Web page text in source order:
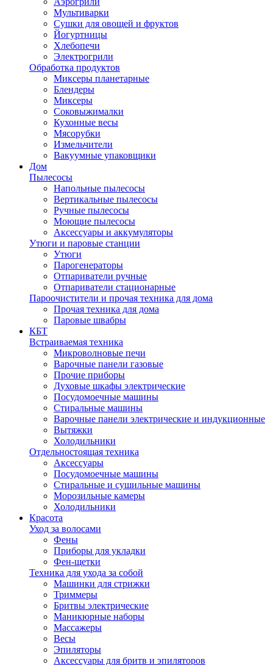
Мультиварки
Сушки для овощей и фруктов
Йогуртницы
Хлебопечи
Электрогрили
Обработка продуктов
Миксеры планетарные
Блендеры
Миксеры
Соковыжималки
Кухонные весы
Мясорубки
Измельчители
Вакуумные упаковщики
Дом
Пылесосы
Напольные пылесосы
Вертикальные пылесосы
Ручные пылесосы
Моющие пылесосы
Аксессуары и аккумуляторы
Утюги и паровые станции
Утюги
Парогенераторы
Отпариватели ручные
Отпариватели стационарные
Пароочистители и прочая техника для дома
Прочая техника для дома
Паровые швабры
КБТ
Встраиваемая техника
Микроволновые печи
Варочные панели газовые
Прочие приборы
Духовые шкафы электрические
Посудомоечные машины
Стиральные машины
Варочные панели электрические и индукционные
Вытяжки
Холодильники
Отдельностоящая техника
Аксессуары
Посудомоечные машины
Стиральные и сушильные машины
Морозильные камеры
Холодильники
Красота
Уход за волосами
Фены
Приборы для укладки
Фен-щетки
Техника для ухода за собой
Машинки для стрижки
Триммеры
Бритвы электрические
Маникюрные наборы
Массажеры
Весы
Эпиляторы
Аксессуары для бритв и эпиляторов